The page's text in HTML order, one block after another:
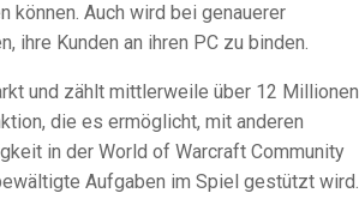
Auch wird bei genauerer
ihre Kunden an ihren PC zu binden.
und zählt mittlerweile über 12 Millionen
die es ermöglicht, mit anderen
in der World of Warcraft Community
Aufgaben im Spiel gestützt wird.